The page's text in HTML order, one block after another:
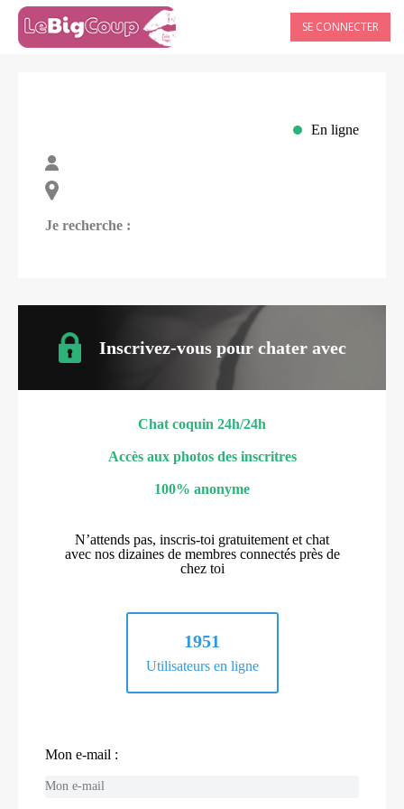
SE CONNECTER
En ligne
Je recherche :
Inscrivez-vous pour chater avec
Chat coquin 24h/24h
Accès aux photos des inscritres
100% anonyme
N’attends pas, inscris-toi gratuitement et chat
avec nos dizaines de membres connectés près de
chez toi
1951
Utilisateurs en ligne
Mon e-mail :